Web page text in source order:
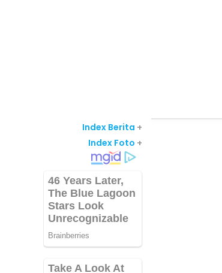
Index Berita +
Index Foto +